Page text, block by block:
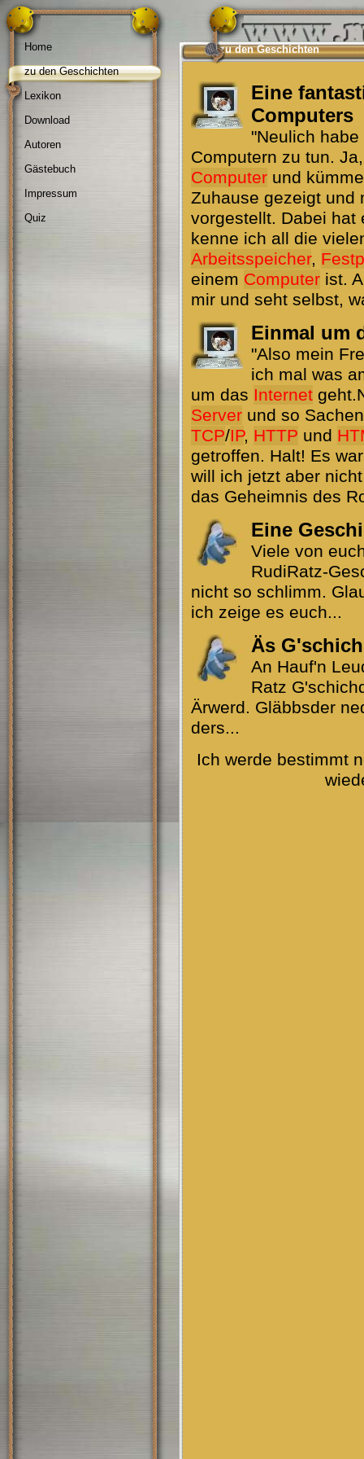
Home
zu den Geschichten
Lexikon
Download
Autoren
Gästebuch
Impressum
Quiz
zu den Geschichten
Eine
Computers
"Neulich
Computern zu tun.
Computer und
Zuhause gezeigt und
vorgestellt. Dabei hat
kenne ich all die
Arbeitsspeicher,
einem Computer ist.
mir und seht selbst,
Einmal um
"Also mein
ich mal was
um das Internet
Server und so
TCP/IP, HTTP und
getroffen. Halt! Es
will ich jetzt aber
das Geheimnis des
Eine
Viele von
RudiRatz-
nicht so schlimm.
ich zeige es euch...
Äs
An Hauf'n
Ratz
Ärwerd. Gläbbsder
ders...
Ich werde bestimmt